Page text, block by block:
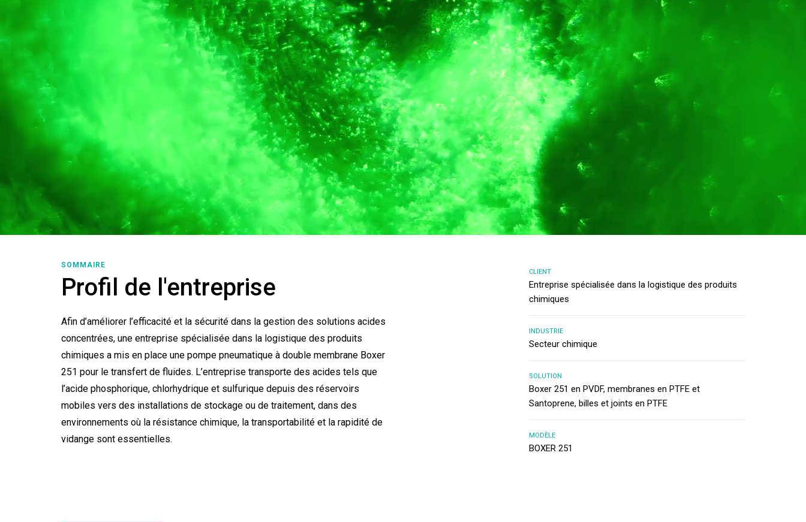
SOMMAIRE
Profil de l'entreprise
Afin d’améliorer l’efficacité et la sécurité dans la gestion des solutions acides
concentrées, une entreprise spécialisée dans la logistique des produits
chimiques a mis en place une pompe pneumatique à double membrane Boxer
251 pour le transfert de fluides. L’entreprise transporte des acides tels que
l’acide phosphorique, chlorhydrique et sulfurique depuis des réservoirs
mobiles vers des installations de stockage ou de traitement, dans des
environnements où la résistance chimique, la transportabilité et la rapidité de
vidange sont essentielles.
CLIENT
Entreprise spécialisée dans la logistique des produits
chimiques
INDUSTRIE
Secteur chimique
SOLUTION
Boxer 251 en PVDF, membranes en PTFE et
Santoprene, billes et joints en PTFE
MODÈLE
BOXER 251